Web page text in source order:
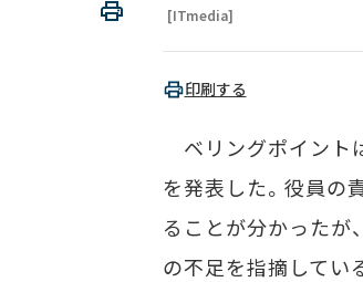
[ITmedia]
印刷する
ベリングポイント
を発表した。役員の
ることが分かったが
の不足を指摘してい